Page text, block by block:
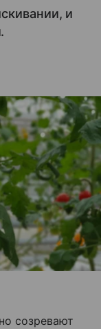
и
созревают